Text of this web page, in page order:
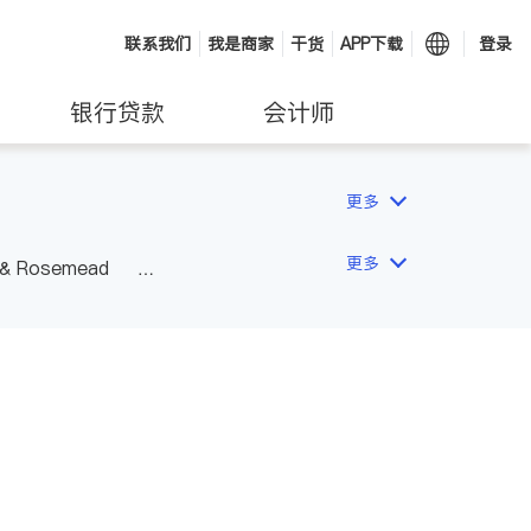
联系我们 我是商家 干货 APP下载 登录
银行贷款 会计师
更多
Rosemead
更多